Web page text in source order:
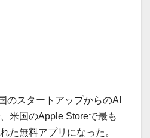
のスタートアップからのAI
米国のApple Storeで最も
た無料アプリになった。